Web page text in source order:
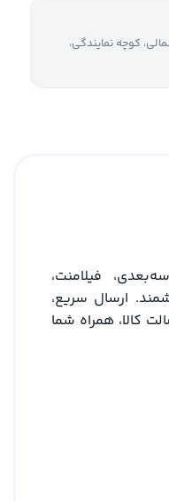
کوچه نمایندگی،
فیلامنت،
ارسال سریع،
کالا، همراه شما